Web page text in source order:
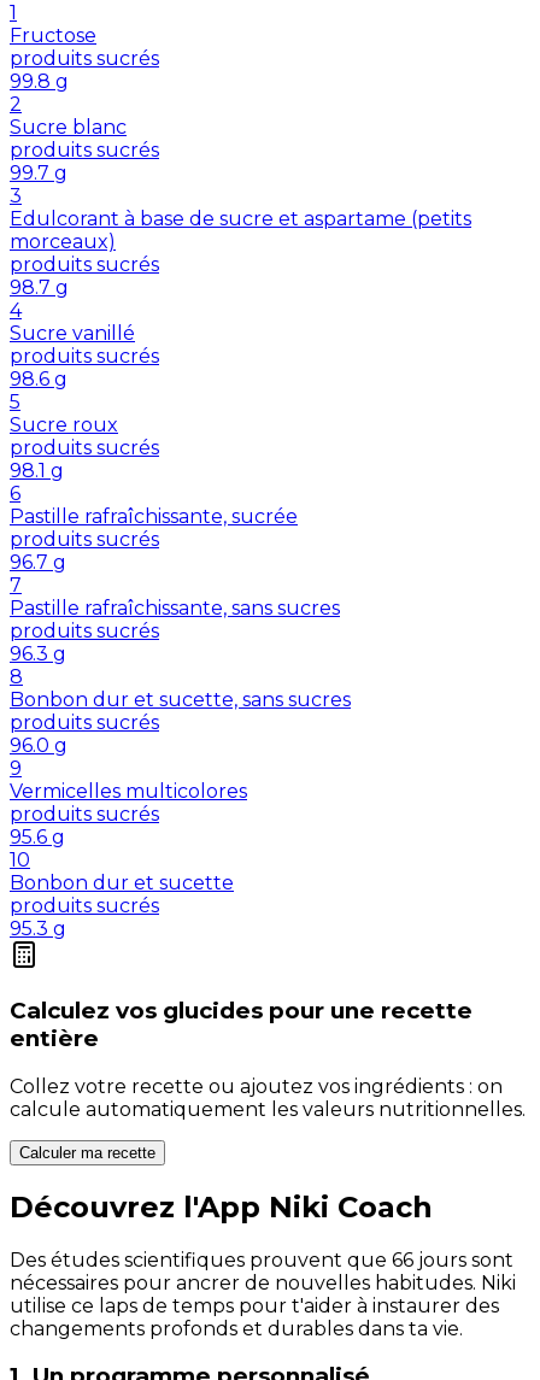
1
Fructose
produits sucrés
99.8 g
2
Sucre blanc
produits sucrés
99.7 g
3
Edulcorant à base de sucre et aspartame (petits
morceaux)
produits sucrés
98.7 g
4
Sucre vanillé
produits sucrés
98.6 g
5
Sucre roux
produits sucrés
98.1 g
6
Pastille rafraîchissante, sucrée
produits sucrés
96.7 g
7
Pastille rafraîchissante, sans sucres
produits sucrés
96.3 g
8
Bonbon dur et sucette, sans sucres
produits sucrés
96.0 g
9
Vermicelles multicolores
produits sucrés
95.6 g
10
Bonbon dur et sucette
produits sucrés
95.3 g
Calculez vos glucides pour une recette
entière
Collez votre recette ou ajoutez vos ingrédients : on
calcule automatiquement les valeurs nutritionnelles.
Calculer ma recette
Découvrez l'App Niki Coach
Des études scientifiques prouvent que 66 jours sont
nécessaires pour ancrer de nouvelles habitudes. Niki
utilise ce laps de temps pour t'aider à instaurer des
changements profonds et durables dans ta vie.